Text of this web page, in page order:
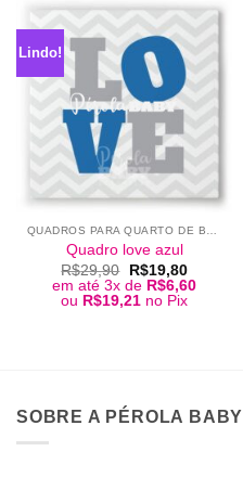
Lindo!
Quadro love azul
R$29,90
O
preço
original
era:
R$19,80O
preço
atual
é:
em até 3x de R$6,60
ou R$19,21 no Pix
SOBRE A PÉROLA BABY